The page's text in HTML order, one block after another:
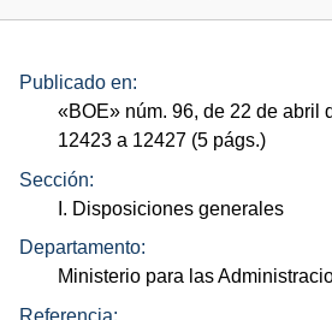
Publicado en:
«BOE» núm. 96, de 22 de abril
12423 a 12427 (5 págs.)
Sección:
I. Disposiciones generales
Departamento:
Ministerio para las
Referencia: